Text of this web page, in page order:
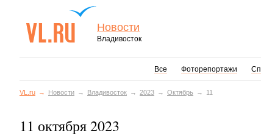
Новости
Владивосток
Все Фоторепортажи
VL.ru Новости Владивосток 2023 Октябрь 11
11 октября 2023